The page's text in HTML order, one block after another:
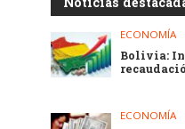
ECONOMÍA
Bolivia:
ECONOMÍA